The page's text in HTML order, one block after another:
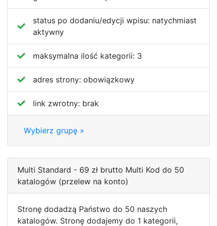
status po dodaniu/edycji wpisu: natychmiast
aktywny
maksymalna ilość kategorii: 3
adres strony: obowiązkowy
link zwrotny: brak
Wybierz grupę »
Multi Standard - 69 zł brutto Multi Kod do 50
katalogów (przelew na konto)
Stronę dodadzą Państwo do 50 naszych
katalogów. Stronę dodajemy do 1 kategorii,